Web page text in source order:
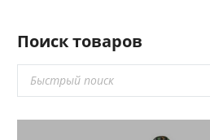
Поиск товаров
товаров